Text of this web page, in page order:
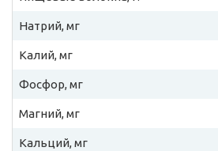
Натрий, мг
Калий, мг
Фосфор, мг
Магний, мг
Кальций, мг